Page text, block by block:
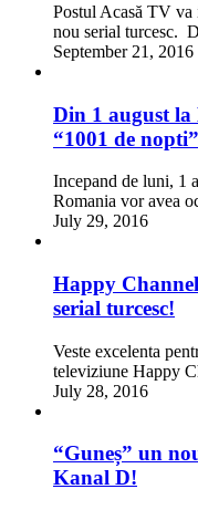
Postul Acasă TV va
nou serial turcesc.
September 21, 2016
Din 1 august la
“1001 de
Incepand de luni, 1
Romania vor avea
July 29, 2016
Happy
serial turcesc!
Veste excelenta
televiziune Happy
July 28, 2016
“Guneș” un
Kanal D!